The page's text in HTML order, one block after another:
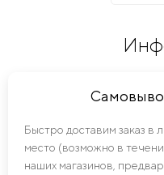
Быстро доставим заказ в
место (возможно в
наших магазинов,